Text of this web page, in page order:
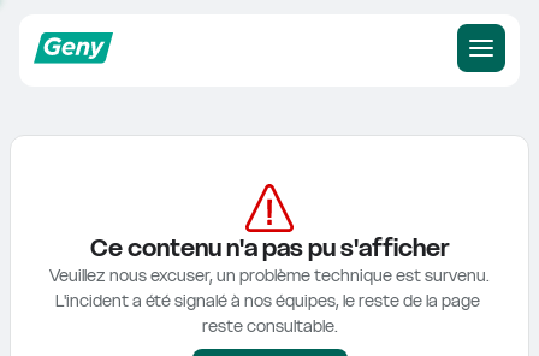
Ce contenu n'a pas pu s'afficher
Veuillez nous excuser, un problème technique est survenu.
L'incident a été signalé à nos équipes, le reste de la page
reste consultable.